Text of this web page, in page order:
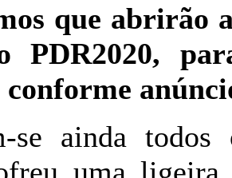
que abrirão
PDR2020,
conforme
se ainda